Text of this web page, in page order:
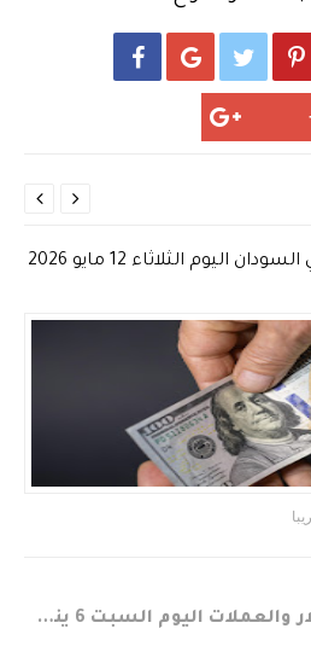
   
أسعار العملات والذهب في السودان اليوم الثلاثاء 12 مايو 2026


أسعار صرف الدولار والعملات اليوم السبت 6 يناير 2018 في السوق الموازي مقابل الجنية السوداني Sudania 23 Currency Exchange Rates In Sudan